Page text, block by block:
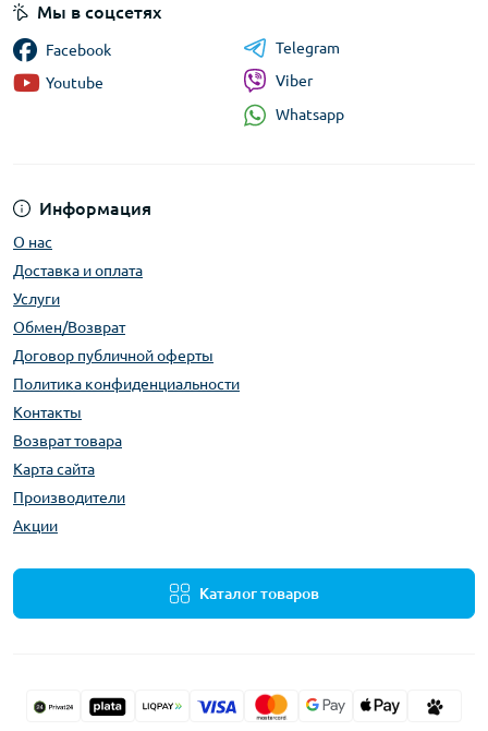
Информация
О нас
Доставка и оплата
Услуги
Обмен/Возврат
Договор публичной оферты
Политика конфиденциальности
Контакты
Возврат товара
Карта сайта
Производители
Акции
Каталог товаров
Мы в соцсетях
Facebook
Youtube
Telegram
Viber
Whatsapp